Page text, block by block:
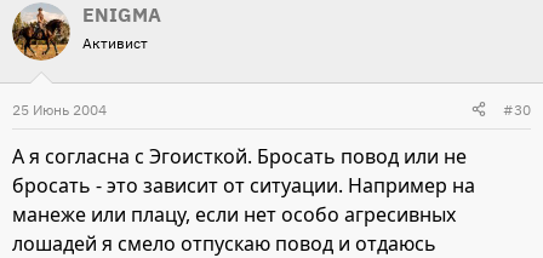
ENIGMA
Активист
25 Июнь 2004 #30
А я согласна с Эгоисткой. Бросать повод или не
бросать - это зависит от ситуации. Например на
манеже или плацу, если нет особо агресивных
лошадей я смело отпускаю повод и отдаюсь